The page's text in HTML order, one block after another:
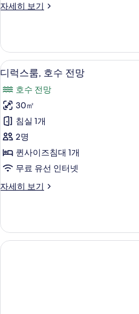
진
두
보
기
자세히 보기
이
티
브
룸
자
세
히
보
기
디
럭
스
룸,
호
수
전
사
모
두
5
디럭스룸, 호수 전망
호수 전망
30㎡
침실 1개
2명
퀸사이즈침대 1개
무료 유선 인터넷
자세히 보기
디
호
수
전